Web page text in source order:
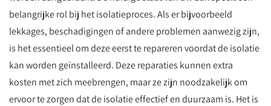
belangrijke rol bij het isolatieproces. Als er bijvoorbeeld
lekkages, beschadigingen of andere problemen aanwezig zijn,
is het essentieel om deze eerst te repareren voordat de isolatie
kan worden geïnstalleerd. Deze reparaties kunnen extra
kosten met zich meebrengen, maar ze zijn noodzakelijk om
ervoor te zorgen dat de isolatie effectief en duurzaam is. Het is